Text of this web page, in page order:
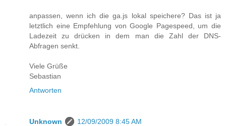
anpassen, wenn ich die ga.js lokal speichere? Das ist ja
letztlich eine Empfehlung von Google Pagespeed, um die
Ladezeit zu drücken in dem man die Zahl der DNS-
Abfragen senkt.
Viele Grüße
Sebastian
Antworten
Unknown
12/09/2009 8:45 AM